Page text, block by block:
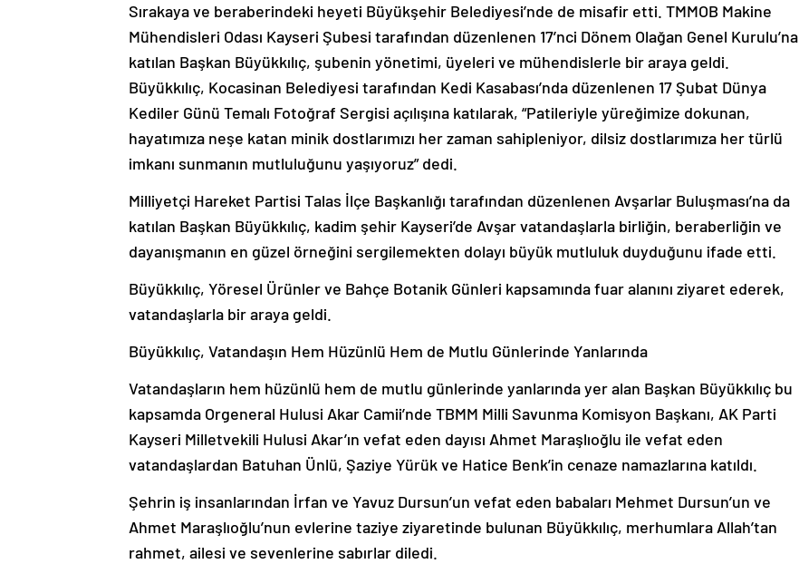
Sırakaya ve beraberindeki heyeti Büyükşehir Belediyesi’nde de misafir etti. TMMOB Makine
Mühendisleri Odası Kayseri Şubesi tarafından düzenlenen 17’nci Dönem Olağan Genel Kurulu’na
katılan Başkan Büyükkılıç, şubenin yönetimi, üyeleri ve mühendislerle bir araya geldi.
Büyükkılıç, Kocasinan Belediyesi tarafından Kedi Kasabası’nda düzenlenen 17 Şubat Dünya
Kediler Günü Temalı Fotoğraf Sergisi açılışına katılarak, “Patileriyle yüreğimize dokunan,
hayatımıza neşe katan minik dostlarımızı her zaman sahipleniyor, dilsiz dostlarımıza her türlü
imkanı sunmanın mutluluğunu yaşıyoruz” dedi.
Milliyetçi Hareket Partisi Talas İlçe Başkanlığı tarafından düzenlenen Avşarlar Buluşması’na da
katılan Başkan Büyükkılıç, kadim şehir Kayseri’de Avşar vatandaşlarla birliğin, beraberliğin ve
dayanışmanın en güzel örneğini sergilemekten dolayı büyük mutluluk duyduğunu ifade etti.
Büyükkılıç, Yöresel Ürünler ve Bahçe Botanik Günleri kapsamında fuar alanını ziyaret ederek,
vatandaşlarla bir araya geldi.
Büyükkılıç, Vatandaşın Hem Hüzünlü Hem de Mutlu Günlerinde Yanlarında
Vatandaşların hem hüzünlü hem de mutlu günlerinde yanlarında yer alan Başkan Büyükkılıç bu
kapsamda Orgeneral Hulusi Akar Camii’nde TBMM Milli Savunma Komisyon Başkanı, AK Parti
Kayseri Milletvekili Hulusi Akar’ın vefat eden dayısı Ahmet Maraşlıoğlu ile vefat eden
vatandaşlardan Batuhan Ünlü, Şaziye Yürük ve Hatice Benk’in cenaze namazlarına katıldı.
Şehrin iş insanlarından İrfan ve Yavuz Dursun’un vefat eden babaları Mehmet Dursun’un ve
Ahmet Maraşlıoğlu’nun evlerine taziye ziyaretinde bulunan Büyükkılıç, merhumlara Allah’tan
rahmet, ailesi ve sevenlerine sabırlar diledi.